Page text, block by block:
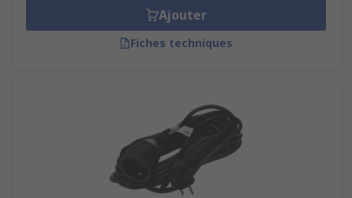
Ajouter
Fiches techniques